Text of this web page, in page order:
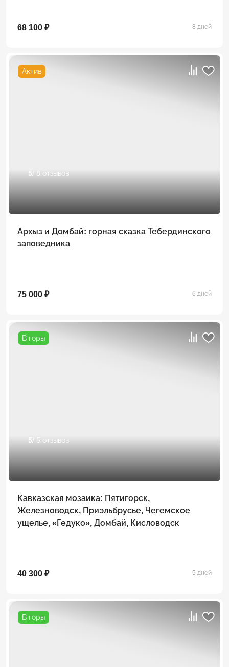
68 100 ₽ 8 дней
Актив
5/ 8 отзывов
Архыз и Домбай: горная сказка Тебердинского
заповедника
75 000 ₽ 6 дней
В горы
5/ 5 отзывов
Кавказская мозаика: Пятигорск,
Железноводск, Приэльбрусье, Чегемское
ущелье, «Гедуко», Домбай, Кисловодск
40 300 ₽ 5 дней
В горы